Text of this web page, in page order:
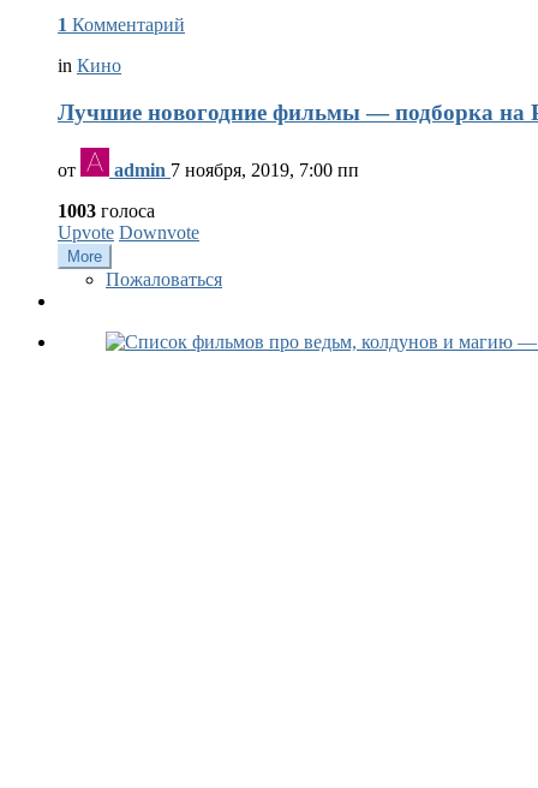
1 Комментарий
in Кино
Лучшие новогодние фильмы — подборка на
от admin 7 ноября, 2019, 7:00 пп
1003 голоса
Upvote Downvote
More
Пожаловаться